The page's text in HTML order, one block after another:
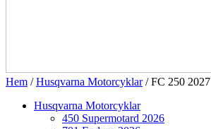
Hem /Husqvarna Motorcyklar/ FC 250 2027
Husqvarna Motorcyklar
450 Supermotard 2026